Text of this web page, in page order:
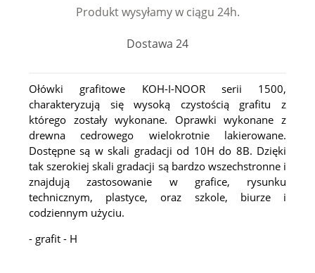
Produkt wysyłamy w ciągu 24h.
Dostawa 24
Ołówki grafitowe KOH-I-NOOR serii 1500,
charakteryzują się wysoką czystością grafitu z
którego zostały wykonane. Oprawki wykonane z
drewna cedrowego wielokrotnie lakierowane.
Dostępne są w skali gradacji od 10H do 8B. Dzięki
tak szerokiej skali gradacji są bardzo wszechstronne i
znajdują zastosowanie w grafice, rysunku
technicznym, plastyce, oraz szkole, biurze i
codziennym użyciu.
- grafit - H